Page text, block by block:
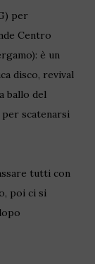
per
Centro
è un
disco, revival
ballo del
scatenarsi
tutti con
poi ci si